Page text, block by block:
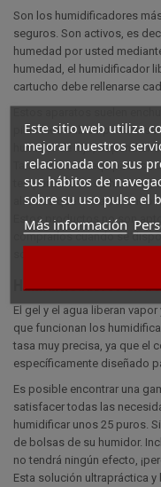
Este sitio web utiliza
mejorar nuestros
relacionada con sus
sus hábitos de
sobre su uso pulse el
Más información
Son los humidificadores
seguros. Son activos, es
humedad por usted
humedad, el humidificador
cartucho debe rellenarse
pilas. Los cables pueden
humidor de lujo,
También están equipados
temperatura de su
alarmas que avisan cuando
Estos productos no son
comprarlos cuando se
Humidificadores en
El gel y el agua liberan
que funcionan los
tasa muy precisa, ya que el
específicamente diseñado
Es posible encontrar una
satisfacer todas las
humidificar unos 25 puros.
de bolsas de su humidor.
no tendrá ningún efecto,
Esta solución ultrapráctica y